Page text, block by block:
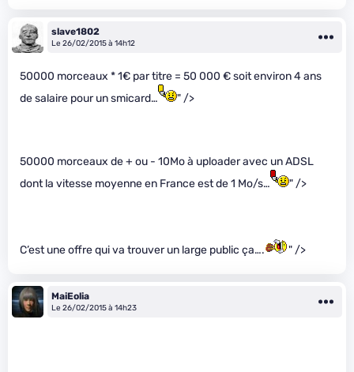
slave1802
Le 26/02/2015 à 14h12
50000 morceaux * 1€ par titre = 50 000 € soit environ 4 ans
de salaire pour un smicard…
" />
50000 morceaux de + ou - 10Mo à uploader avec un ADSL
dont la vitesse moyenne en France est de 1 Mo/s…
" />
C’est une offre qui va trouver un large public ça…. " />
MaiEolia
Le 26/02/2015 à 14h23